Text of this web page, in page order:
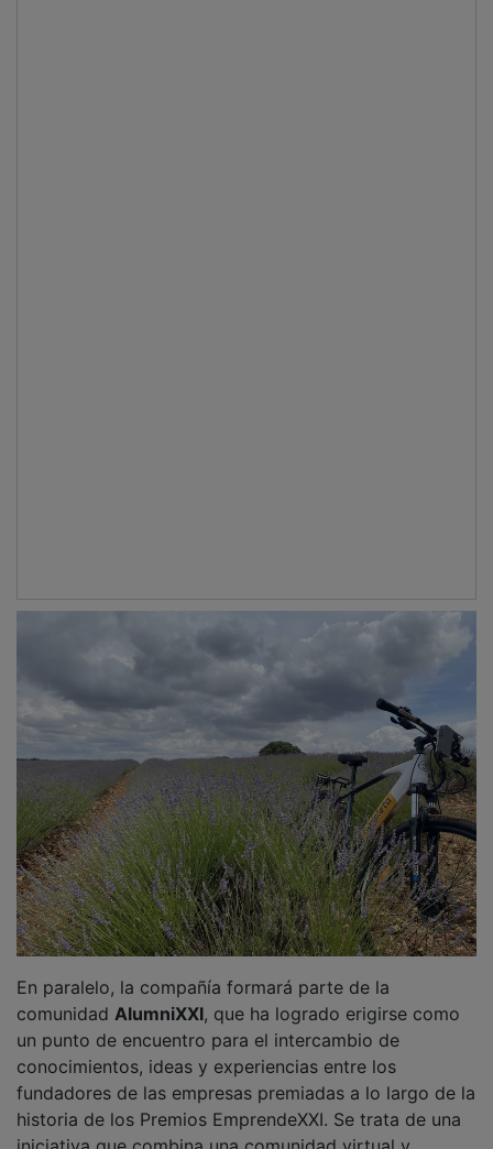
fundadores de las empresas premiadas a lo largo de la
historia de los Premios EmprendeXXI. Se trata de una
iniciativa que combina una comunidad virtual y
encuentros presenciales, que favorece los vínculos y
crea sinergias entre las personas premiadas y el
ecosistema emprendedor y de la innovación.
PUBLICIDAD